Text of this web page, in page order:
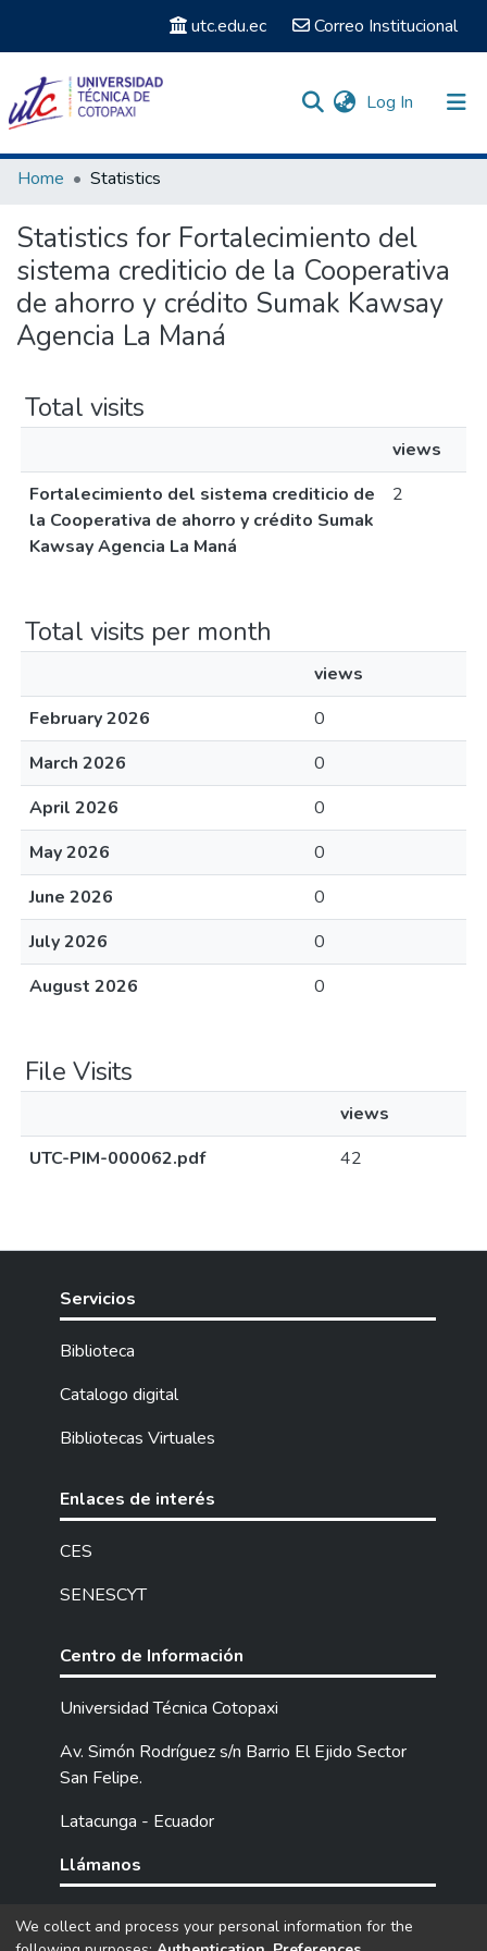
utc.edu.ec Correo Institucional
Log In (current)
Communities & Collections
Home Statistics
Statistics for Fortalecimiento del
sistema crediticio de la Cooperativa
de ahorro y crédito Sumak Kawsay
Agencia La Maná
Total visits
views
Fortalecimiento del sistema crediticio de
la Cooperativa de ahorro y crédito Sumak
Kawsay Agencia La Maná
2
Total visits per month
views
February 2026
0
March 2026
0
April 2026
0
May 2026
0
June 2026
0
July 2026
0
August 2026
0
File Visits
views
UTC-PIM-000062.pdf
42
Servicios
Biblioteca
Catalogo digital
Bibliotecas Virtuales
Enlaces de interés
CES
SENESCYT
Centro de Información
Universidad Técnica Cotopaxi
Av. Simón Rodríguez s/n Barrio El Ejido Sector
San Felipe.
Latacunga - Ecuador
Llámanos
Tel: (593) 03 2252205 / 2252307 / 2252346.
We collect and process your personal information for the